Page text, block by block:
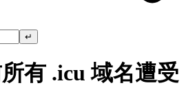
↵
有 .icu 域名遭受